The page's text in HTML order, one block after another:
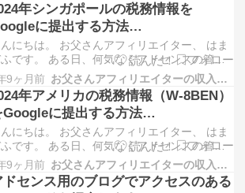
年シンガポールの税務情報を
に提出する方法
んにちは。 お父さんアフィリエイター、 はま
です。 ある日、何気なくアドセンスの管理
を見に行ったら・・・ 「お支払いアカウン
に関する問題があります」 ・・・いや、も
なんか、怖いんですけど！！ ・・・・とい
だりは、 前回の「アメリカの税務情報（W-
）を…
9ヶ月前 お父さんアフィリエイターの収入を１０万円増やす方法
年アメリカの税務情報（W-8BEN）
Googleに提出する方法
んにちは。 お父さんアフィリエイター、 はま
です。 ある日、何気なくアドセンスの管理
を見に行ったら・・・ 「お支払いアカウン
関する問題があります」 ・・・いや、も
、なんか、怖いんですけど！！ で、その、問
9ヶ月前 お父さんアフィリエイターの収入を１０万円増やす方法
ドセンス用のブログでアクセスのある